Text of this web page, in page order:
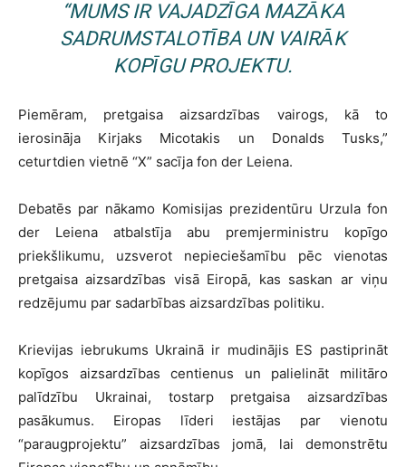
“MUMS IR VAJADZĪGA MAZĀKA
SADRUMSTALOTĪBA UN VAIRĀK
KOPĪGU PROJEKTU.
Piemēram, pretgaisa aizsardzības vairogs, kā to
ierosināja Kirjaks Micotakis un Donalds Tusks,”
ceturtdien vietnē “X” sacīja fon der Leiena.
Debatēs par nākamo Komisijas prezidentūru Urzula fon
der Leiena atbalstīja abu premjerministru kopīgo
priekšlikumu, uzsverot nepieciešamību pēc vienotas
pretgaisa aizsardzības visā Eiropā, kas saskan ar viņu
redzējumu par sadarbības aizsardzības politiku.
Krievijas iebrukums Ukrainā ir mudinājis ES pastiprināt
kopīgos aizsardzības centienus un palielināt militāro
palīdzību Ukrainai, tostarp pretgaisa aizsardzības
pasākumus. Eiropas līderi iestājas par vienotu
“paraugprojektu” aizsardzības jomā, lai demonstrētu